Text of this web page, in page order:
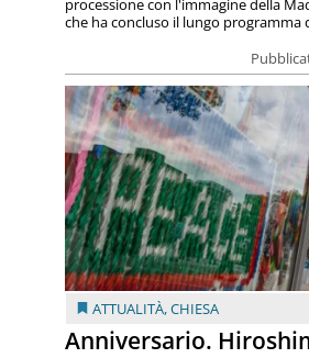
processione con l'immagine della
che ha concluso il lungo programma
ATTUALITÀ,CHIESA
Anniversario.